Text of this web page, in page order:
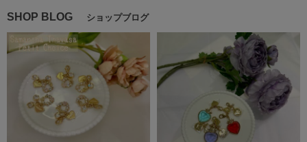
SHOP BLOG ショップブログ